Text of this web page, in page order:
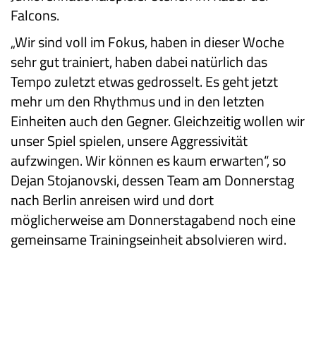
Falcons.
„Wir sind voll im Fokus, haben in dieser Woche
sehr gut trainiert, haben dabei natürlich das
Tempo zuletzt etwas gedrosselt. Es geht jetzt
mehr um den Rhythmus und in den letzten
Einheiten auch den Gegner. Gleichzeitig wollen wir
unser Spiel spielen, unsere Aggressivität
aufzwingen. Wir können es kaum erwarten“, so
Dejan Stojanovski, dessen Team am Donnerstag
nach Berlin anreisen wird und dort
möglicherweise am Donnerstagabend noch eine
gemeinsame Trainingseinheit absolvieren wird.